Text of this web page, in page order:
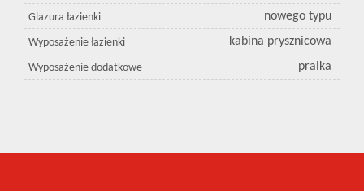
Glazura łazienki nowego typu
Wyposażenie łazienki kabina prysznicowa
Wyposażenie dodatkowe pralka